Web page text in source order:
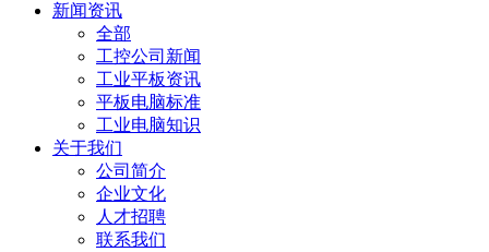
新闻资讯
全部
工控公司新闻
工业平板资讯
平板电脑标准
工业电脑知识
关于我们
公司简介
企业文化
人才招聘
联系我们